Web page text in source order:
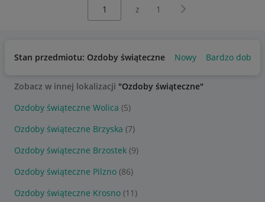
z 1 Następna strona
Stan przedmiotu: Ozdoby świąteczne Nowy Bardzo dobry
Zobacz w innej lokalizacji "Ozdoby świąteczne"
Ozdoby świąteczne Wolica (5)
Ozdoby świąteczne Brzyska (7)
Ozdoby świąteczne Brzostek (9)
Ozdoby świąteczne Pilzno (86)
Ozdoby świąteczne Krosno (11)